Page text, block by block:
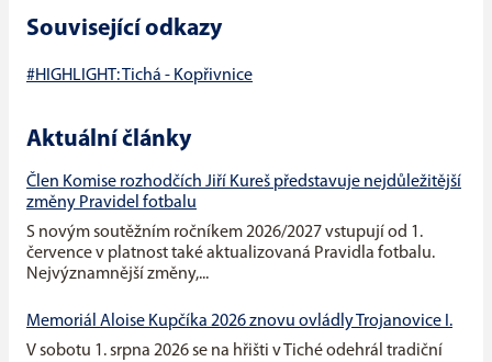
Související odkazy
#HIGHLIGHT: Tichá - Kopřivnice
Aktuální články
Člen Komise rozhodčích Jiří Kureš představuje nejdůležitější
změny Pravidel fotbalu
S novým soutěžním ročníkem 2026/2027 vstupují od 1.
července v platnost také aktualizovaná Pravidla fotbalu.
Nejvýznamnější změny,...
Memoriál Aloise Kupčíka 2026 znovu ovládly Trojanovice I.
V sobotu 1. srpna 2026 se na hřišti v Tiché odehrál tradiční